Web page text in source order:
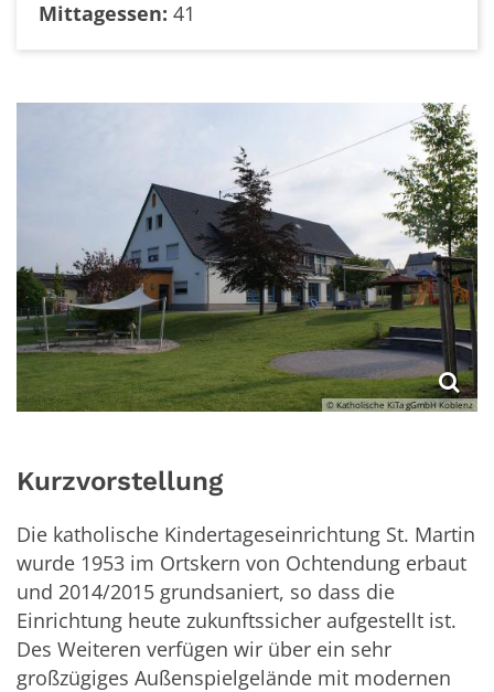
© Katholische KiTa gGmbH Koblenz
Kurzvorstellung
Die katholische Kindertageseinrichtung St. Martin
wurde 1953 im Ortskern von Ochtendung erbaut
und 2014/2015 grundsaniert, so dass die
Einrichtung heute zukunftssicher aufgestellt ist.
Des Weiteren verfügen wir über ein sehr
großzügiges Außenspielgelände mit modernen
Mittagessen: 41